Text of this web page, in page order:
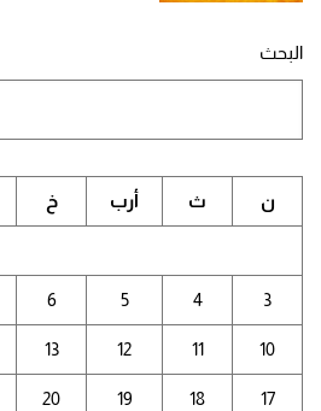
البحث
ن ث أرب خ
3
4
5
6
10
11
12
13
17
18
19
20